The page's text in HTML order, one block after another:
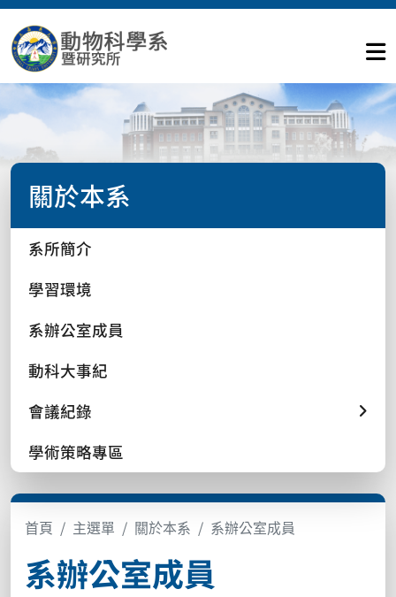
關於本系
系所簡介
學習環境
系辦公室成員
動科大事紀
會議紀錄
學術策略專區
首頁 主選單 關於本系 系辦公室成員
系辦公室成員